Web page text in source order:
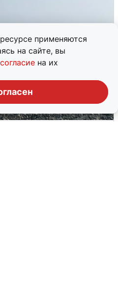
применяются
на сайте, вы
согласие на их